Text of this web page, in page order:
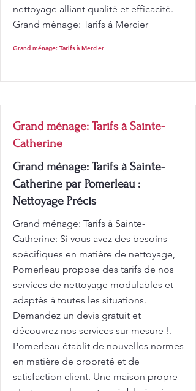
nettoyage alliant qualité et efficacité.
Grand ménage: Tarifs à Mercier
Grand ménage: Tarifs à Mercier
Grand ménage: Tarifs à Sainte-
Catherine
Grand ménage: Tarifs à Sainte-
Catherine par Pomerleau :
Nettoyage Précis
Grand ménage: Tarifs à Sainte-
Catherine: Si vous avez des besoins
spécifiques en matière de nettoyage,
Pomerleau propose des tarifs de nos
services de nettoyage modulables et
adaptés à toutes les situations.
Demandez un devis gratuit et
découvrez nos services sur mesure !.
Pomerleau établit de nouvelles normes
en matière de propreté et de
satisfaction client. Une maison propre